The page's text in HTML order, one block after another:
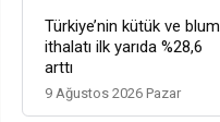
Türkiye’nin kütük ve blum
ithalatı ilk yarıda %28,6
arttı
9 Ağustos 2026 Pazar